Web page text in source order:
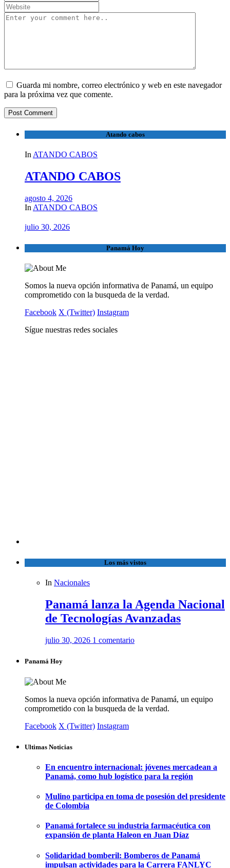
Guarda mi nombre, correo electrónico y web en este navegador
para la próxima vez que comente.
Atando cabos
In ATANDO CABOS
ATANDO CABOS
agosto 4, 2026
In ATANDO CABOS
julio 30, 2026
Panamá Hoy
Somos la nueva opción informativa de Panamá, un equipo
comprometido con la busqueda de la verdad.
Facebook X (Twitter) Instagram
Sígue nuestras redes sociales
Los más vistos
In Nacionales
Panamá lanza la Agenda Nacional
de Tecnologías Avanzadas
julio 30, 2026 1 comentario
Panamá Hoy
Somos la nueva opción informativa de Panamá, un equipo
comprometido con la busqueda de la verdad.
Facebook X (Twitter) Instagram
Ultimas Noticias
En encuentro internacional: jóvenes mercadean a
Panamá, como hub logístico para la región
Mulino participa en toma de posesión del presidente
de Colombia
Panamá fortalece su industria farmacéutica con
expansión de planta Haleon en Juan Díaz
Solidaridad bomberil: Bomberos de Panamá
impulsan actividades para la Carrera FANLYC